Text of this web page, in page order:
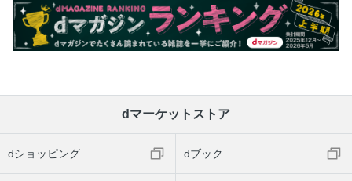
dマーケットストア
dショッピング dブック